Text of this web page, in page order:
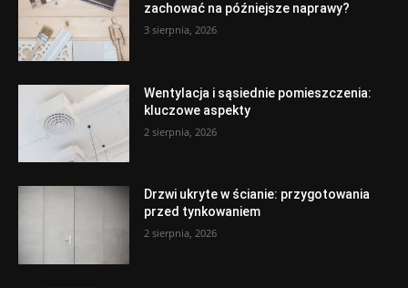
zachować na późniejsze naprawy?
3 sierpnia, 2026
Wentylacja i sąsiednie pomieszczenia:
kluczowe aspekty
2 sierpnia, 2026
Drzwi ukryte w ścianie: przygotowania
przed tynkowaniem
2 sierpnia, 2026